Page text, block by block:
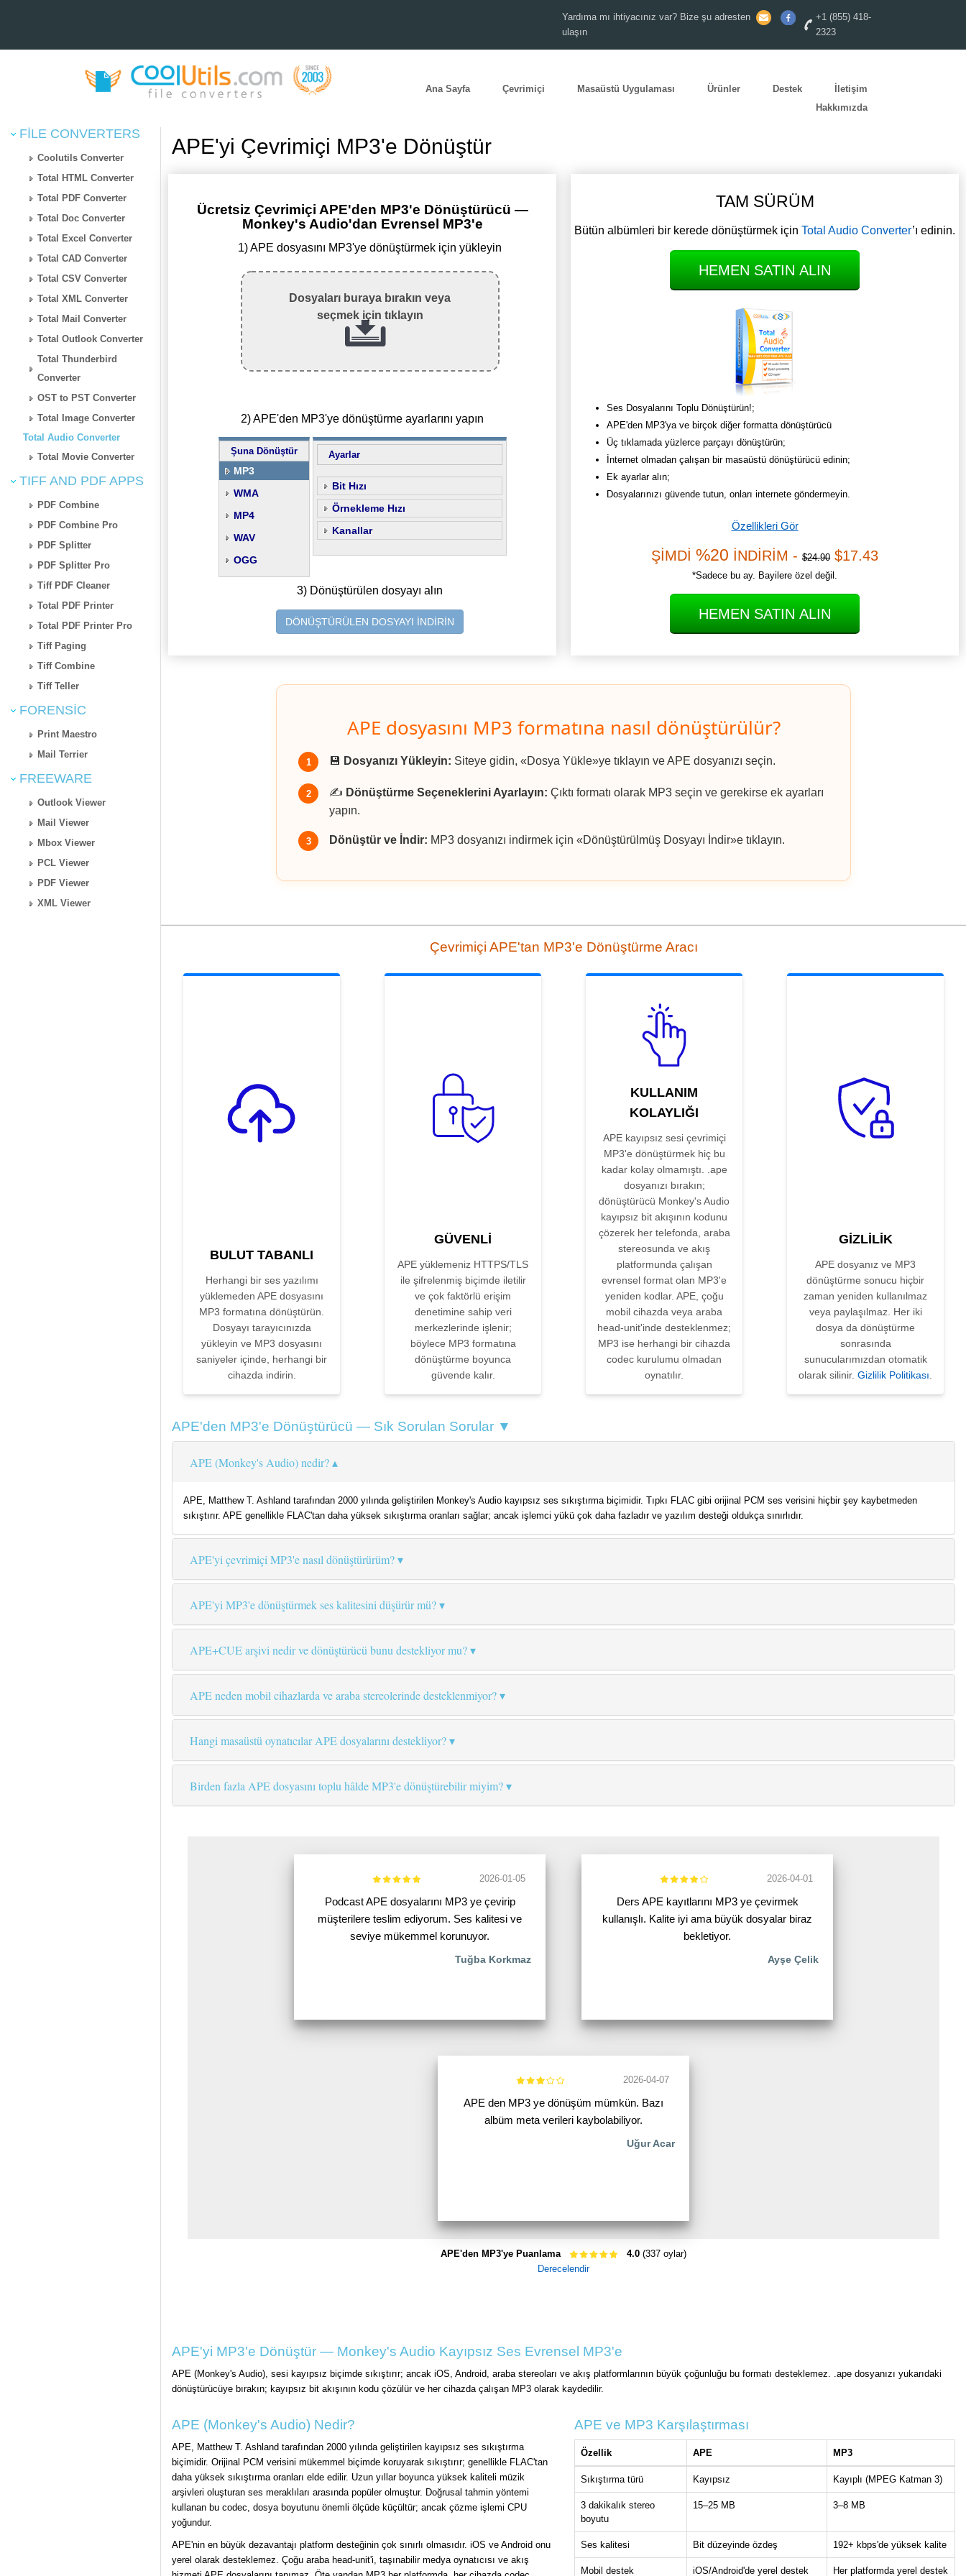
Yardıma mı ihtiyacınız var? Bize şu adresten
ulaşın
+1 (855) 418-
2323
Ana Sayfa Çevrimiçi Masaüstü Uygulaması Ürünler Destek
İletişim
Hakkımızda
FILE CONVERTERS
Coolutils Converter
Total HTML Converter
Total PDF Converter
Total Doc Converter
Total Excel Converter
Total CAD Converter
Total CSV Converter
Total XML Converter
Total Mail Converter
Total Outlook Converter
Total Thunderbird
Converter
OST to PST Converter
Total Image Converter
Total Audio Converter
Total Movie Converter
TIFF AND PDF APPS
PDF Combine
PDF Combine Pro
PDF Splitter
PDF Splitter Pro
Tiff PDF Cleaner
Total PDF Printer
Total PDF Printer Pro
Tiff Paging
Tiff Combine
Tiff Teller
FORENSIC
Print Maestro
Mail Terrier
FREEWARE
Outlook Viewer
Mail Viewer
Mbox Viewer
PCL Viewer
PDF Viewer
XML Viewer
APE'yi Çevrimiçi MP3'e Dönüştür
Ücretsiz Çevrimiçi APE'den MP3'e Dönüştürücü —
Monkey's Audio'dan Evrensel MP3'e
1) APE dosyasını MP3'ye dönüştürmek için yükleyin
Dosyaları buraya bırakın veya
seçmek için tıklayın
2) APE'den MP3'ye dönüştürme ayarlarını yapın
Şuna Dönüştür
MP3
WMA
MP4
WAV
OGG
Ayarlar
Bit Hızı
Örnekleme Hızı
Kanallar
3) Dönüştürülen dosyayı alın
DÖNÜŞTÜRÜLEN DOSYAYI İNDİRİN
TAM SÜRÜM
Bütün albümleri bir kerede dönüştürmek için Total Audio Converter’ı edinin.
HEMEN SATIN ALIN
Ses Dosyalarını Toplu Dönüştürün!;
APE'den MP3'ya ve birçok diğer formatta dönüştürücü
Üç tıklamada yüzlerce parçayı dönüştürün;
İnternet olmadan çalışan bir masaüstü dönüştürücü edinin;
Ek ayarlar alın;
Dosyalarınızı güvende tutun, onları internete göndermeyin.
Özellikleri Gör
ŞİMDİ %20 İNDİRİM - $24.90 $17.43
*Sadece bu ay. Bayilere özel değil.
HEMEN SATIN ALIN
APE dosyasını MP3 formatına nasıl dönüştürülür?
1 💾 Dosyanızı Yükleyin: Siteye gidin, «Dosya Yükle»ye tıklayın ve APE dosyanızı seçin.
2 ✍️ Dönüştürme Seçeneklerini Ayarlayın: Çıktı formatı olarak MP3 seçin ve gerekirse ek ayarları
yapın.
3 Dönüştür ve İndir: MP3 dosyanızı indirmek için «Dönüştürülmüş Dosyayı İndir»e tıklayın.
Çevrimiçi APE'tan MP3'e Dönüştürme Aracı
BULUT TABANLI
Herhangi bir ses yazılımı
yüklemeden APE dosyasını
MP3 formatına dönüştürün.
Dosyayı tarayıcınızda
yükleyin ve MP3 dosyasını
saniyeler içinde, herhangi bir
cihazda indirin.
GÜVENLI
APE yüklemeniz HTTPS/TLS
ile şifrelenmiş biçimde iletilir
ve çok faktörlü erişim
denetimine sahip veri
merkezlerinde işlenir;
böylece MP3 formatına
dönüştürme boyunca
güvende kalır.
KULLANIM
KOLAYLIĞI
APE kayıpsız sesi çevrimiçi
MP3'e dönüştürmek hiç bu
kadar kolay olmamıştı. .ape
dosyanızı bırakın;
dönüştürücü Monkey's Audio
kayıpsız bit akışının kodunu
çözerek her telefonda, araba
stereosunda ve akış
platformunda çalışan
evrensel format olan MP3'e
yeniden kodlar. APE, çoğu
mobil cihazda veya araba
head-unit'inde desteklenmez;
MP3 ise herhangi bir cihazda
codec kurulumu olmadan
oynatılır.
GIZLILIK
APE dosyanız ve MP3
dönüştürme sonucu hiçbir
zaman yeniden kullanılmaz
veya paylaşılmaz. Her iki
dosya da dönüştürme
sonrasında
sunucularımızdan otomatik
olarak silinir. Gizlilik Politikası
APE'den MP3'e Dönüştürücü — Sık Sorulan Sorular ▼
APE (Monkey's Audio) nedir?
APE, Matthew T. Ashland tarafından 2000 yılında geliştirilen Monkey's Audio kayıpsız ses sıkıştırma biçimidir. Tıpkı FLAC gibi orijinal PCM ses verisini hiçbir şey kaybetmeden
sıkıştırır. APE genellikle FLAC'tan daha yüksek sıkıştırma oranları sağlar; ancak işlemci yükü çok daha fazladır ve yazılım desteği oldukça sınırlıdır.
APE'yi çevrimiçi MP3'e nasıl dönüştürürüm?
APE'yi MP3'e dönüştürmek ses kalitesini düşürür mü?
APE+CUE arşivi nedir ve dönüştürücü bunu destekliyor mu?
APE neden mobil cihazlarda ve araba stereolerinde desteklenmiyor?
Hangi masaüstü oynatıcılar APE dosyalarını destekliyor?
Birden fazla APE dosyasını toplu hâlde MP3'e dönüştürebilir miyim?
2026-01-05
Podcast APE dosyalarını MP3 ye çevirip
müşterilere teslim ediyorum. Ses kalitesi ve
seviye mükemmel korunuyor.
Tuğba Korkmaz
2026-04-01
Ders APE kayıtlarını MP3 ye çevirmek
kullanışlı. Kalite iyi ama büyük dosyalar biraz
bekletiyor.
Ayşe Çelik
2026-04-07
APE den MP3 ye dönüşüm mümkün. Bazı
albüm meta verileri kaybolabiliyor.
Uğur Acar
APE'den MP3'ye Puanlama 4.0 (337 oylar)
Derecelendir
APE'yi MP3'e Dönüştür — Monkey's Audio Kayıpsız Ses Evrensel MP3'e
APE (Monkey's Audio), sesi kayıpsız biçimde sıkıştırır; ancak iOS, Android, araba stereoları ve akış platformlarının büyük çoğunluğu bu formatı desteklemez. .ape dosyanızı yukarıdaki
dönüştürücüye bırakın; kayıpsız bit akışının kodu çözülür ve her cihazda çalışan MP3 olarak kaydedilir.
APE (Monkey's Audio) Nedir?
APE, Matthew T. Ashland tarafından 2000 yılında geliştirilen kayıpsız ses sıkıştırma
biçimidir. Orijinal PCM verisini mükemmel biçimde koruyarak sıkıştırır; genellikle FLAC'tan
daha yüksek sıkıştırma oranları elde edilir. Uzun yıllar boyunca yüksek kaliteli müzik
arşivleri oluşturan ses meraklıları arasında popüler olmuştur. Doğrusal tahmin yöntemi
kullanan bu codec, dosya boyutunu önemli ölçüde küçültür; ancak çözme işlemi CPU
yoğundur.
APE'nin en büyük dezavantajı platform desteğinin çok sınırlı olmasıdır. iOS ve Android onu
yerel olarak desteklemez. Çoğu araba head-unit'i, taşınabilir medya oynatıcısı ve akış
APE ve MP3 Karşılaştırması
Özellik APE MP3
Sıkıştırma türü Kayıpsız Kayıplı (MPEG Katman 3)
3 dakikalık stereo
boyutu
15–25 MB 3–8 MB
Ses kalitesi Bit düzeyinde özdeş 192+ kbps'de yüksek kalite
Mobil destek iOS/Android'de yerel destek Her platformda yerel destek